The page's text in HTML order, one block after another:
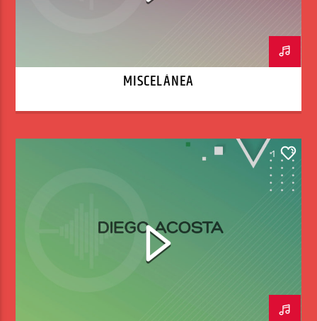
MISCELÁNEA
1